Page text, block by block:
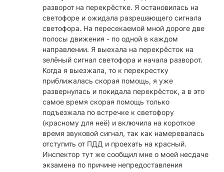
разворот на перекрёстке. Я остановилась на
светофоре и ожидала разрешающего сигнала
светофора. На пересекаемой мной дороге две
полосы движения - по одной в каждом
направлении. Я выехала на перекрёсток на
зелёный сигнал светофора и начала разворот.
Когда я выезжала, то к перекрестку
приближалась скорая помощь, я уже
развернулась и покидала перекрёсток, а в это
самое время скорая помощь только
подъезжала по встречке к светофору
(красному для неё) и включила на короткое
время звуковой сигнал, так как намеревалась
отступить от ПДД и проехать на красный.
Инспектор тут же сообщил мне о моей несдаче
экзамена по причине непредоставления